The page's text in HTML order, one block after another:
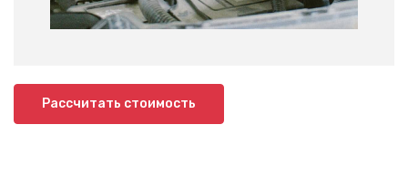
Рассчитать стоимость